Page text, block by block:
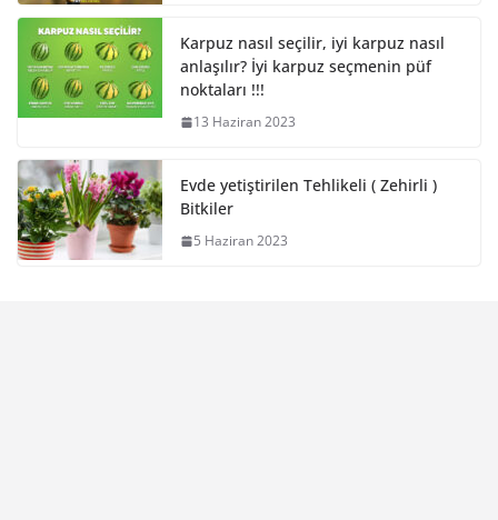
Karpuz nasıl seçilir, iyi karpuz nasıl
anlaşılır? İyi karpuz seçmenin püf
noktaları !!!
13 Haziran 2023
Evde yetiştirilen Tehlikeli ( Zehirli )
Bitkiler
5 Haziran 2023